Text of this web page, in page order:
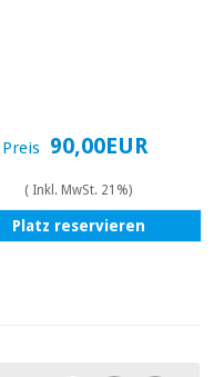
Preis 90,00EUR
( Inkl. MwSt. 21%)
Platz reservieren